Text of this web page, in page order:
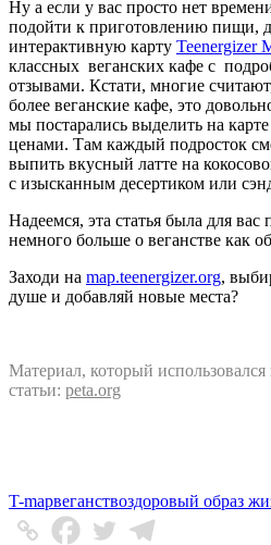
Ну а если у вас просто нет
подойти к приготовлению пищи,
интерактивную карту Teenergizer
классных веганских кафе с
отзывами. Кстати, многие
более веганские кафе, это
мы постарались выделить на
ценами. Там каждый подросток
выпить вкусный латте на
с изысканным десертиком или
Надеемся, эта статья была для вас
немного больше о веганстве как
Заходи на map.teenergizer.org,
душе и добавляй новые места?
Материал, который
статьи: peta.org
T-mapвеганствоздоровый образ